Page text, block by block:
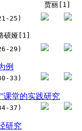
贾丽[1]
25)
硕娅[1]
29)
例
33)
课堂的实践研究
37)
研究